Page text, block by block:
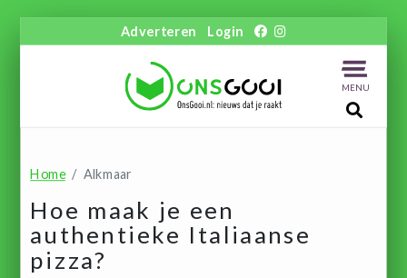
Adverteren Login
MENU
Home Alkmaar
Hoe maak je een
authentieke Italiaanse
pizza?